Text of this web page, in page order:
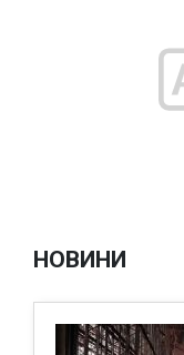
НОВИНИ